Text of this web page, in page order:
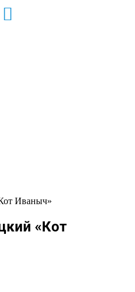
Иваныч»
«Кот